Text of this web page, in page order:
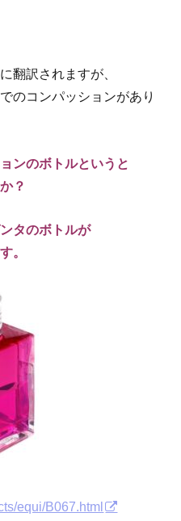
翻訳されますが、
のコンパッションがあり
ンのボトルというと
？
タのボトルが
。
equi/B067.html